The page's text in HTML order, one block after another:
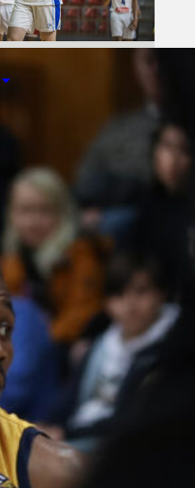
16-
pojat
kisojen